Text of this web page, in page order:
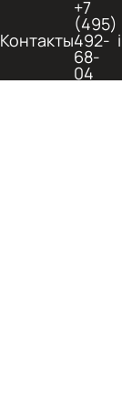
Контакты
+7
(495)
492-
68-
04